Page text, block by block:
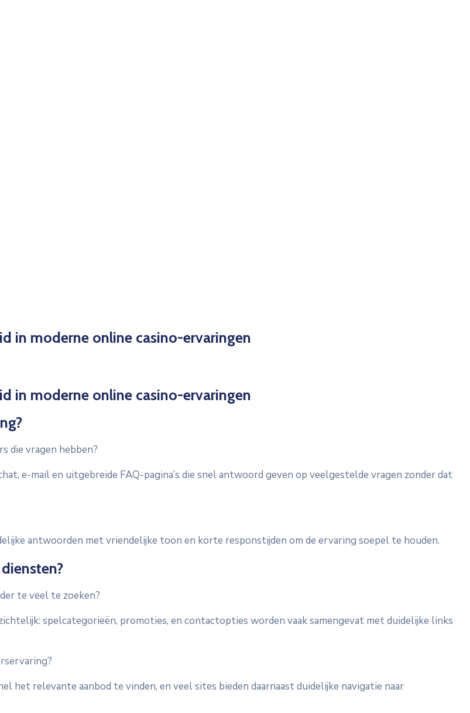
in moderne online casino-ervaringen
in moderne online casino-ervaringen
die vragen hebben?
e-mail en uitgebreide FAQ-pagina’s die snel antwoord geven op veelgestelde vragen zonder dat
antwoorden met vriendelijke toon en korte responstijden om de ervaring soepel te houden.
te veel te zoeken?
spelcategorieën, promoties, en contactopties worden vaak samengevat met duidelijke links
relevante aanbod te vinden, en veel sites bieden daarnaast duidelijke navigatie naar